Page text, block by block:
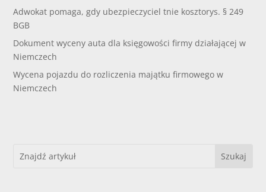
Adwokat pomaga, gdy ubezpieczyciel tnie kosztorys. § 249
BGB
Dokument wyceny auta dla księgowości firmy działającej w
Niemczech
Wycena pojazdu do rozliczenia majątku firmowego w
Niemczech